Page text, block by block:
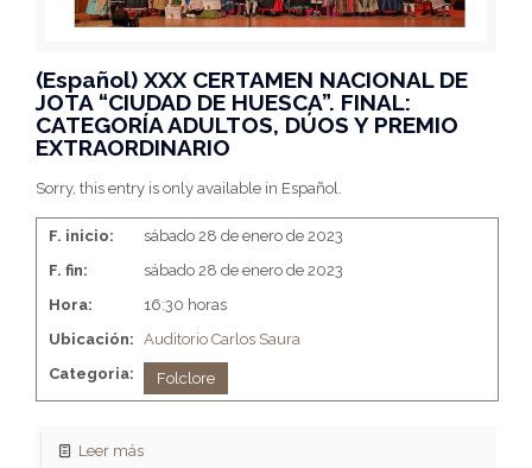
(Español) XXX CERTAMEN NACIONAL DE
JOTA “CIUDAD DE HUESCA”. FINAL:
CATEGORÍA ADULTOS, DÚOS Y PREMIO
EXTRAORDINARIO
Sorry, this entry is only available in Español.
F. inicio:
sábado 28 de enero de 2023
F. fin:
sábado 28 de enero de 2023
Hora:
16:30 horas
Ubicación: Auditorio Carlos Saura
Categoria:
Folclore
Leer más